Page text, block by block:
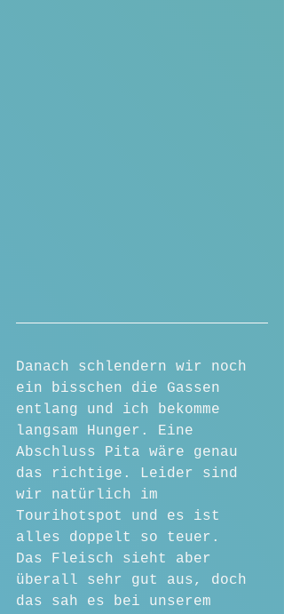
Danach schlendern wir noch
ein bisschen die Gassen
entlang und ich bekomme
langsam Hunger. Eine
Abschluss Pita wäre genau
das richtige. Leider sind
wir natürlich im
Tourihotspot und es ist
alles doppelt so teuer.
Das Fleisch sieht aber
überall sehr gut aus, doch
das sah es bei unserem